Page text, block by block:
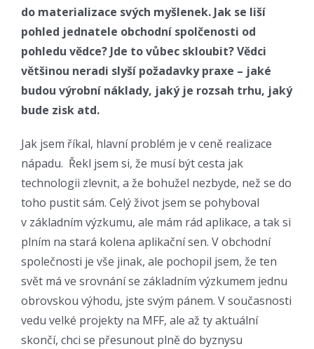
do materializace svých myšlenek. Jak se liší
pohled jednatele obchodní spolčenosti od
pohledu vědce? Jde to vůbec skloubit? Vědci
většinou neradi slyší požadavky praxe – jaké
budou výrobní náklady, jaký je rozsah trhu, jaký
bude zisk atd.
Jak jsem říkal, hlavní problém je v ceně realizace
nápadu. Řekl jsem si, že musí být cesta jak
technologii zlevnit, a že bohužel nezbyde, než se do
toho pustit sám. Celý život jsem se pohyboval
v základním výzkumu, ale mám rád aplikace, a tak si
plním na stará kolena aplikační sen. V obchodní
společnosti je vše jinak, ale pochopil jsem, že ten
svět má ve srovnání se základním výzkumem jednu
obrovskou výhodu, jste svým pánem. V současnosti
vedu velké projekty na MFF, ale až ty aktuální
skončí, chci se přesunout plně do byznysu